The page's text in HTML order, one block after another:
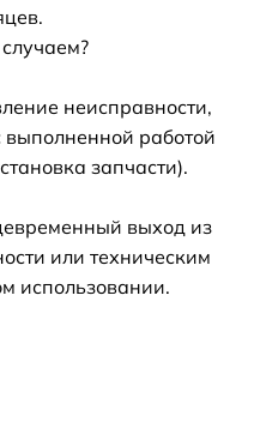
неисправности,
работой
запчасти).
выход из
или техническим
использовании.